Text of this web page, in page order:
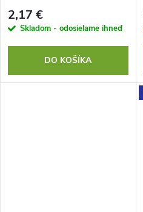
v
2,17 €
Skladom - odosielame ihneď
DO KOŠÍKA